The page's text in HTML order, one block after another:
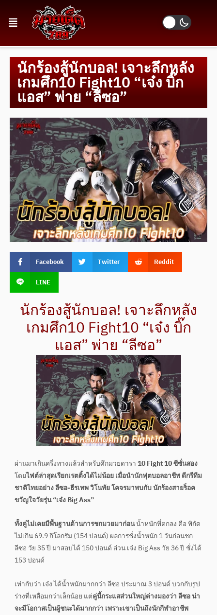
นักร้องสู้นักบอล! เจาะลึกหลัง
เกมศึก10 Fight10 “เจ๋ง บิ๊ก
แอส” พ่าย “ลีซอ”
Facebook Twitter
Reddit
LINE
นักร้องสู้นักบอล! เจาะลึกหลัง
เกมศึก10 Fight10 “เจ๋ง บิ๊ก
แอส” พ่าย “ลีซอ”
ผ่านมาเกินครึ่งทางแล้วสำหรับศึกมวยดารา10 Fight 10 ซีซั่นสอง
โดยไฟต์ล่าสุดเรียกเรตติ้งได้ไม่น้อย เมื่อนำนักฟุตบอลอาชีพ ดีกรีทีม
ชาติไทยอย่าง ลีซอ-ธีรเทพ วิโนทัย โคจรมาพบกับ นักร้องสายร็อค
ขวัญใจวัยรุ่น “เจ๋ง Big Ass”
ทั้งคู่ไม่เคยมีพื้นฐานด้านการชกมวยมาก่อนน้ำหนักที่ตกลง คือ พิกัด
ไม่เกิน 69.9 กิโลกรัม (154 ปอนด์) ผลการชั่งน้ำหนัก 1 วันก่อนชก
ลีซอ วัย 35 ปี มาสอบได้ 150 ปอนด์ ส่วน เจ๋ง Big Ass วัย 36 ปี ชั่งได้
153 ปอนด์
เท่ากับว่า เจ๋ง ได้น้ำหนักมากกว่า ลีซอ ประมาณ 3 ปอนด์ บวกกับรูป
ร่างที่เหลื่อมกว่าเล็กน้อย แต่คู่นี้กระแสส่วนใหญ่ต่างมองว่า ลีซอ น่า
จะมีโอกาสเป็นผู้ชนะได้มากกว่า เพราะเขาเป็นถึงนักกีฬาอาชีพ